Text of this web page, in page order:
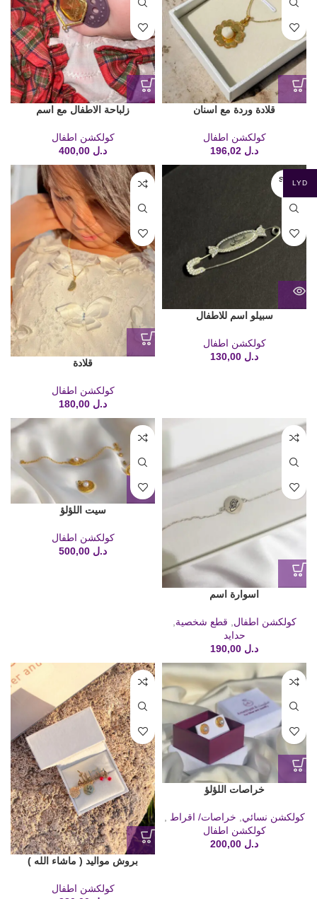
قلادة وردة مع اسنان
كولكشن اطفال
د.ل
زلباحة الاطفال مع اسم
كولكشن اطفال
د.ل
SOLD
OUT
سبيلو اسم للاطفال
كولكشن اطفال
د.ل
قلادة
كولكشن اطفال
د.ل
اسوارة اسم
كولكشن اطفال قطع شخصية
حدايد
د.ل
سيت اللؤلؤ
كولكشن اطفال
د.ل
خراصات اللؤلؤ
كولكشن نسائي, خراصات/ اقراط ,
كولكشن اطفال
د.ل
بروش مواليد ( ماشاء الله )
كولكشن اطفال
LYD